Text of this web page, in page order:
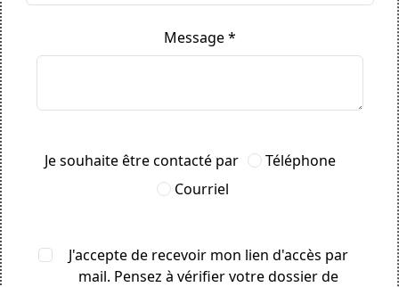
Message *
Je souhaite être contacté par
Téléphone
Courriel
J'accepte de recevoir mon lien d'accès par
mail. Pensez à vérifier votre dossier de